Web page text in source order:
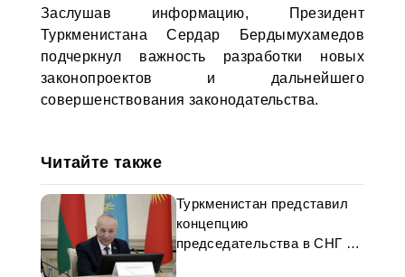
Заслушав информацию, Президент
Туркменистана Сердар Бердымухамедов
подчеркнул важность разработки новых
законопроектов и дальнейшего
совершенствования законодательства.
Читайте также
Туркменистан представил
концепцию
председательства в СНГ на
2026 год